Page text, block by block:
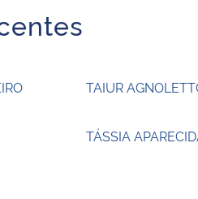
TAIUR
TÁSSIA